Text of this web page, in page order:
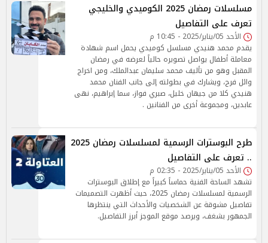
مسلسلات رمضان 2025 الكوميدي والخليجي
تعرف على التفاصيل
الأحد 05/يناير/2025 - 10:45 م
يقدم محمد هنيدي مسلسل كوميدي يحمل اسم شهادة
معاملة أطفال يواصل تصويره حالياً لعرضه في رمضان
المقبل وهو من تأليف محمد سليمان عبدالملك، ومن اخراج
وائل فرج، ويشارك في بطولته إلى جانب الفنان محمد
هنيدي كلا من جيهان خليل، صبري فواز، سما إبراهيم، نهى
عابدين، ومجموعة أخرى من الفنانين .
طرح البوسترات الرسمية لمسلسلات رمضان 2025
.. تعرف على التفاصيل
الأحد 05/يناير/2025 - 02:35 م
تشهد الساحة الفنية حماساً كبيراً مع إطلاق البوسترات
الرسمية لمسلسلات رمضان 2025، حيث أظهرت التصميمات
تفاصيل مشوقة عن الشخصيات والأحداث التي ينتظرها
الجمهور بشغف، ويرصد موقع الموجز أبرز التفاصيل.